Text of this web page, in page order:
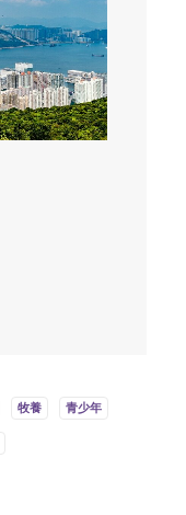
牧養 青少年